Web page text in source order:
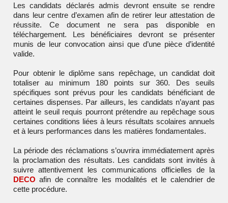
Les candidats déclarés admis devront ensuite se rendre
dans leur centre d’examen afin de retirer leur attestation de
réussite. Ce document ne sera pas disponible en
téléchargement. Les bénéficiaires devront se présenter
munis de leur convocation ainsi que d’une pièce d’identité
valide.
Pour obtenir le diplôme sans repêchage, un candidat doit
totaliser au minimum 180 points sur 360. Des seuils
spécifiques sont prévus pour les candidats bénéficiant de
certaines dispenses. Par ailleurs, les candidats n’ayant pas
atteint le seuil requis pourront prétendre au repêchage sous
certaines conditions liées à leurs résultats scolaires annuels
et à leurs performances dans les matières fondamentales.
La période des réclamations s’ouvrira immédiatement après
la proclamation des résultats. Les candidats sont invités à
suivre attentivement les communications officielles de la
DECOafin de connaître les modalités et le calendrier de
cette procédure.